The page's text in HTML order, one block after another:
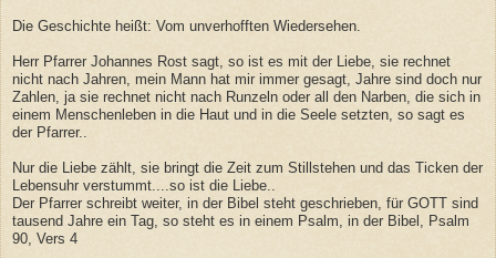
Die Geschichte heißt: Vom unverhofften Wiedersehen.
Herr Pfarrer Johannes Rost sagt, so ist es mit der Liebe, sie rechnet
nicht nach Jahren, mein Mann hat mir immer gesagt, Jahre sind doch nur
Zahlen, ja sie rechnet nicht nach Runzeln oder all den Narben, die sich in
einem Menschenleben in die Haut und in die Seele setzten, so sagt es
der Pfarrer..
Nur die Liebe zählt, sie bringt die Zeit zum Stillstehen und das Ticken der
Lebensuhr verstummt....so ist die Liebe..
Der Pfarrer schreibt weiter, in der Bibel steht geschrieben, für GOTT sind
tausend Jahre ein Tag, so steht es in einem Psalm, in der Bibel, Psalm
90, Vers 4